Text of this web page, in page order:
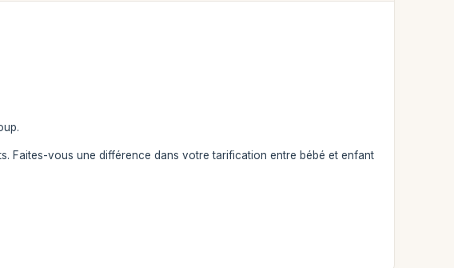
Faites-vous une différence dans votre tarification entre bébé et enfant